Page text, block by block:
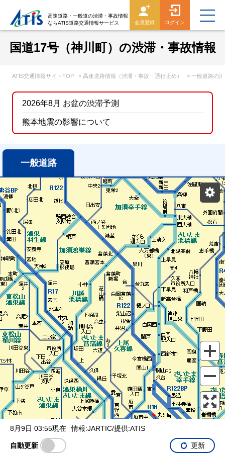
高速道路・一般道の渋滞・事故情報
ならATIS道路交通情報サービス
会員登録 ログイン
国道17号（神川町）の渋滞・事故情報
ATIS交通情報サイトTOP > 高速道路情報（渋滞・事故・通行止め） > 一般道路の
2026年8月 お盆の渋滞予測
熊本地震の影響について
一般道路
表示設定
混雑 通行止め
チェーン規制等
規制情報
事故 規制 通行止め
8月9日 03:55現在 情報:JARTIC/提供:ATIS
自動更新 更新